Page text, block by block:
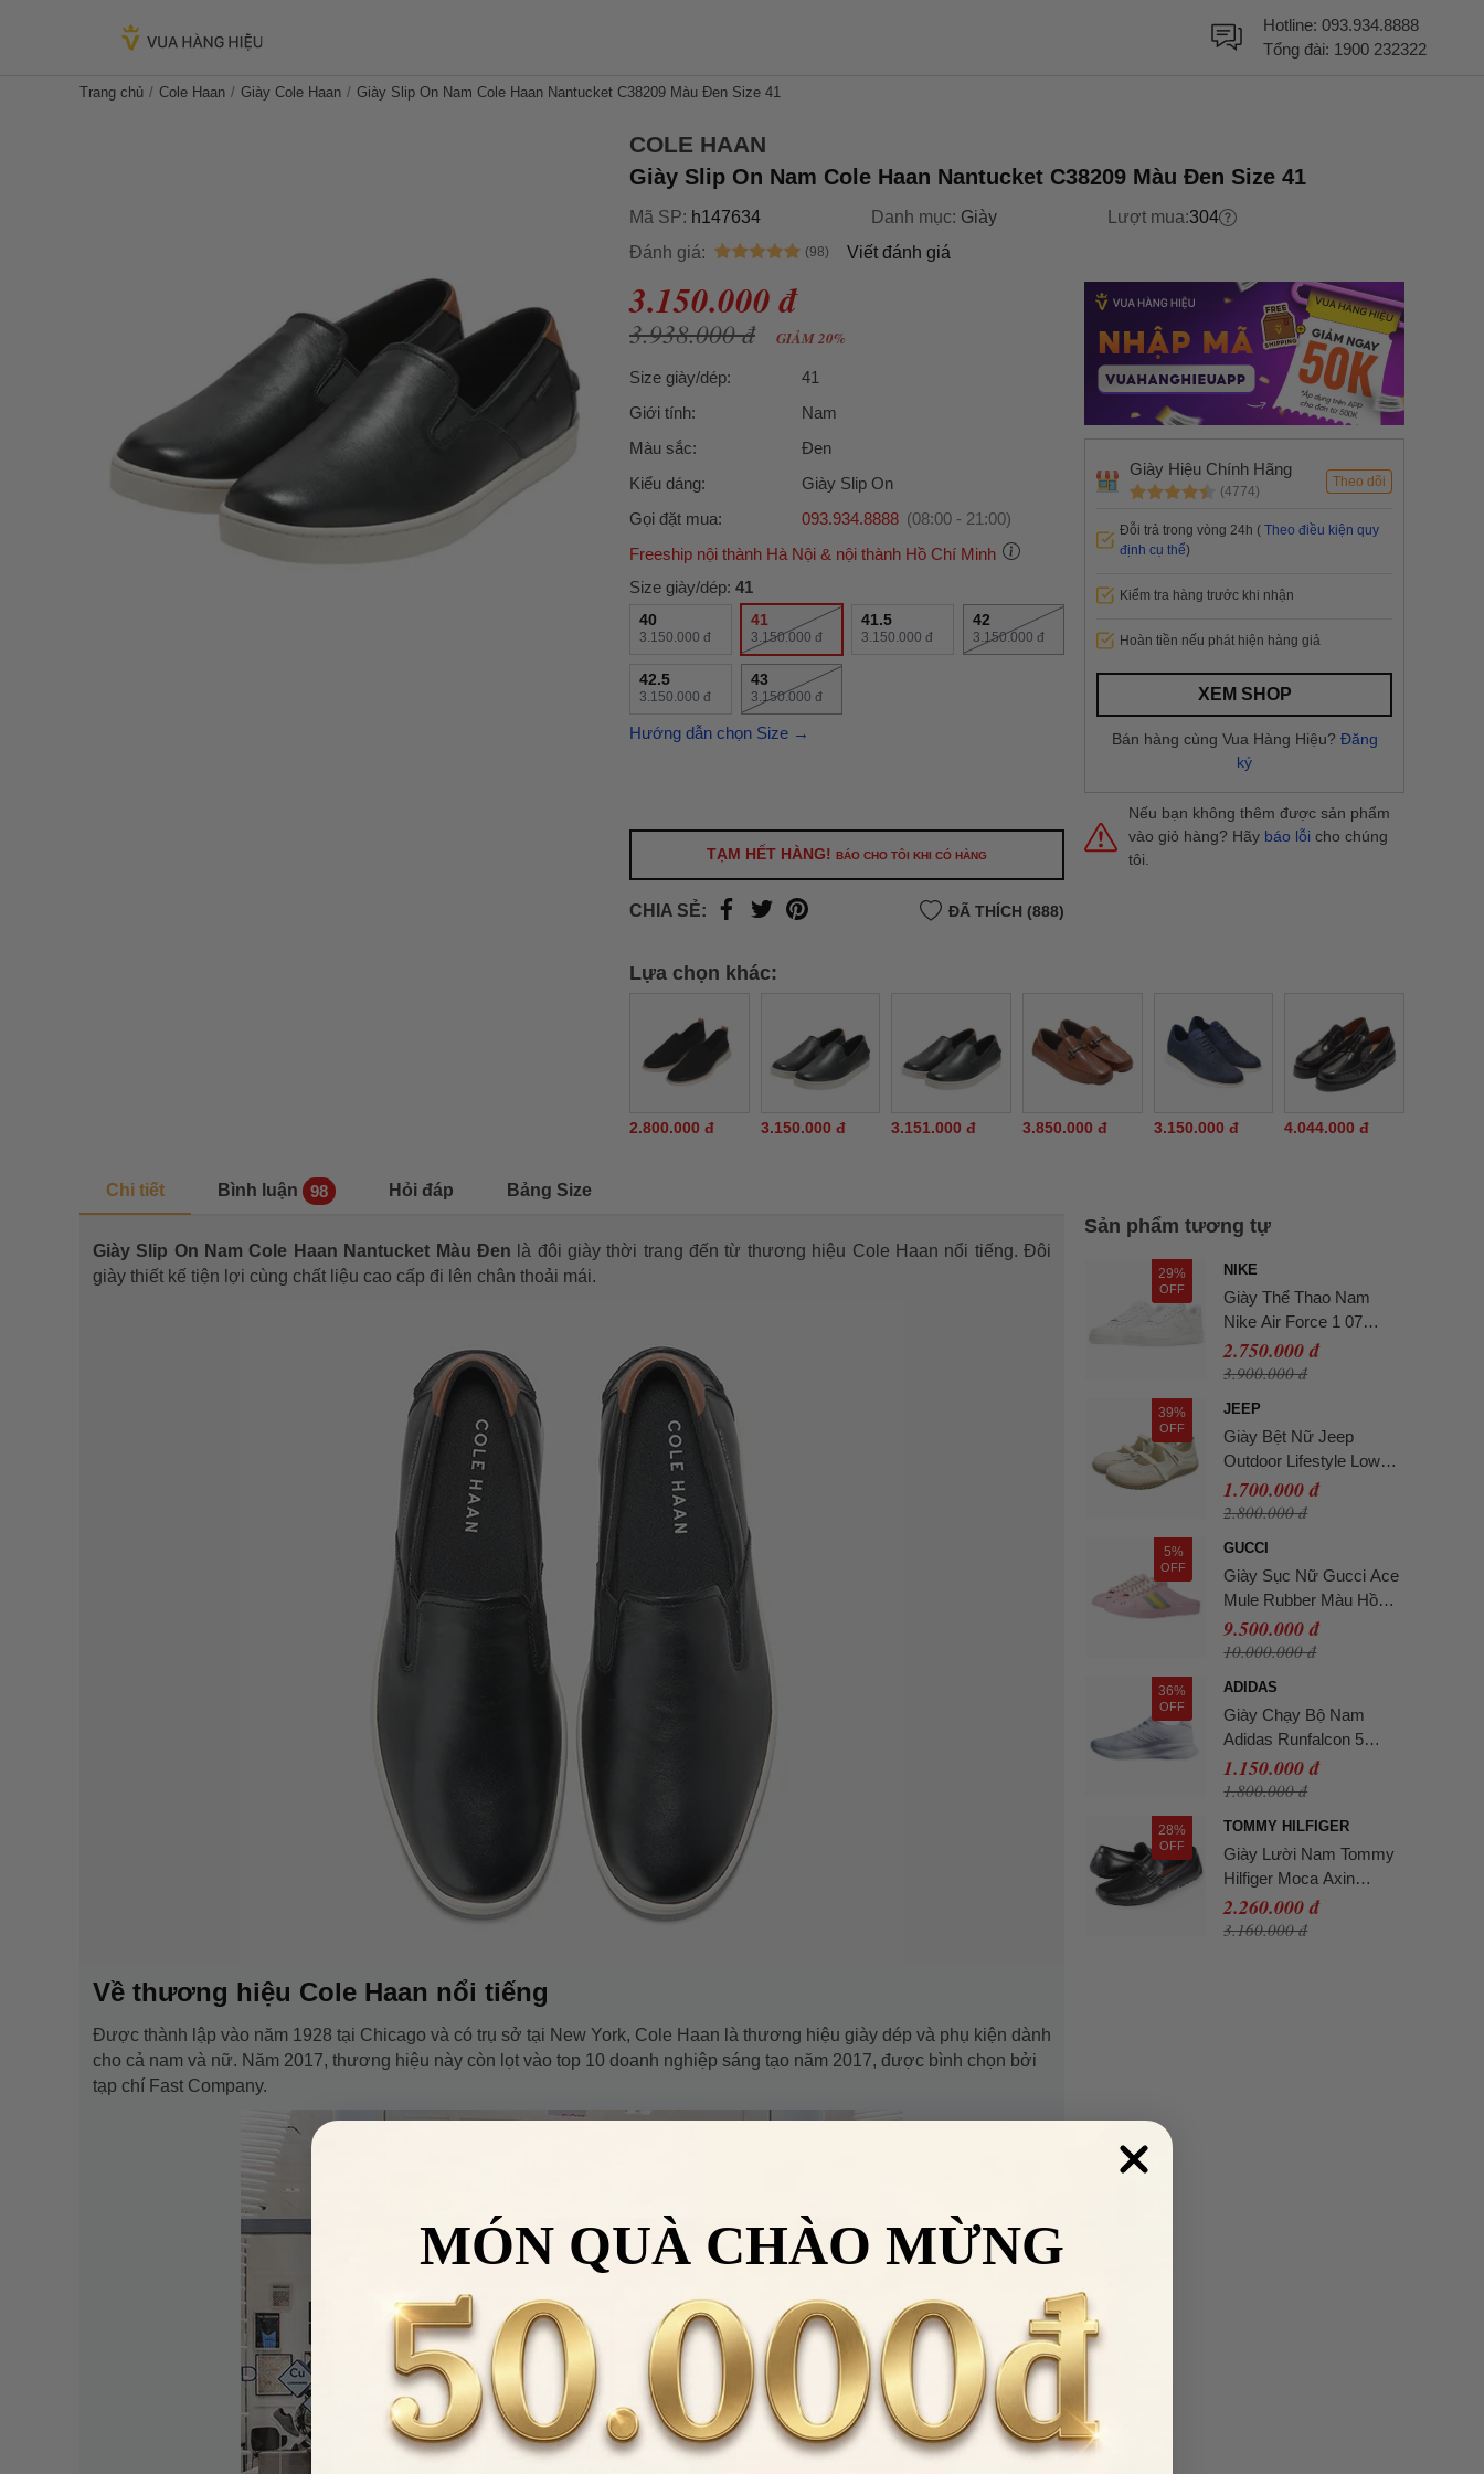
Hotline: 093.934.8888
Tổng đài: 1900 232322
Trang chủ Cole Haan Giày Cole Haan Giày Slip On Nam Cole Haan Nantucket C38209 Màu Đen Size 41
COLE HAAN
Giày Slip On Nam Cole Haan Nantucket C38209 Màu Đen Size 41
Mã SP: h147634 Danh mục: Giày Lượt mua:304
Đánh giá:
Viết đánh giá
3.150.000 đ
3.938.000 đ GIẢM 20%
Size giày/dép:
41
Giới tính:
Nam
Màu sắc:
Đen
Kiểu dáng:
Giày Slip On
Gọi đặt mua:
093.934.8888 (08:00 - 21:00)
Freeship nội thành Hà Nội & nội thành Hồ Chí Minh
Ưu đãi dành cho bạn
Miễn phí giao hàng
30.000đ cho đơn hàng từ
500.000đ
(Áp dụng tại nội thành Hà Nội & nội thành
Hồ Chí Minh).
Lưu ý: Với các đơn hàng tại nội thành
Hồ Chí Minh, khách hàng muốn giao nhanh
trong ngày hoặc Đơn hàng giao hỏa tốc theo yêu cầu
Xem chi tiết →
Size giày/dép: 41
40
3.150.000 đ
41
3.150.000 đ
41.5
3.150.000 đ
42
3.150.000 đ
42.5
3.150.000 đ
43
3.150.000 đ
Hướng dẫn chọn Size →
TẠM HẾT HÀNG! BÁO CHO TÔI KHI CÓ HÀNG
CHIA SẺ: ĐÃ THÍCH (888)
Lựa chọn khác:
2.800.000 đ 3.150.000 đ 3.151.000 đ 3.850.000 đ 3.150.000 đ 4.044.000 đ
Chi tiết Bình luận 98 Hỏi đáp Bảng Size
Giày Slip On Nam Cole Haan Nantucket Màu Đen
là đôi giày thời trang đến từ thương hiệu Cole Haan nổi tiếng. Đôi
giày thiết kế tiện lợi cùng chất liệu cao cấp đi lên chân thoải mái.
Về thương hiệu Cole Haan nổi tiếng
Được thành lập vào năm 1928 tại Chicago và có trụ sở tại New York, Cole Haan là thương hiệu giày dép và phụ kiện dành
cho cả nam và nữ. Năm 2017, thương hiệu này còn lọt vào top 10 doanh nghiệp sáng tạo năm 2017, được bình chọn bởi
tạp chí Fast Company.
Sản phẩm tương tự
29%
OFF
NIKE
Giày Thể Thao Nam
Nike Air Force 1 07
White CW2288-
111/DD8959-100 Màu
2.750.000 đ
3.900.000 đ
39%
OFF
JEEP
Giày Bệt Nữ Jeep
Outdoor Lifestyle Low
Top P651W13112 Màu
Beige Size 36
1.700.000 đ
2.800.000 đ
5%
OFF
GUCCI
Giày Sục Nữ Gucci Ace
Mule Rubber Màu Hồng
Size 40
9.500.000 đ
10.000.000 đ
36%
OFF
ADIDAS
Giày Chạy Bộ Nam
Adidas Runfalcon 5
IH7757 Cloud White
Màu Trắng Size 40
1.150.000 đ
1.800.000 đ
28%
OFF
TOMMY HILFIGER
Giày Lười Nam Tommy
Hilfiger Moca Axin
Loafer AXIN - BLK Màu
Đen Size 9
2.260.000 đ
3.160.000 đ
Giày Hiệu Chính Hãng
(4774)
Theo dõi
Đỗi trả trong vòng 24h ( Theo điều kiện quy
định cụ thể)
Kiểm tra hàng trước khi nhận
Hoàn tiền nếu phát hiện hàng giả
XEM SHOP
Bán hàng cùng Vua Hàng Hiệu? Đăng
ký
Nếu bạn không thêm được sản phẩm
vào giỏ hàng? Hãy báo lỗi cho chúng
tôi.
MÓN QUÀ CHÀO MỪNG